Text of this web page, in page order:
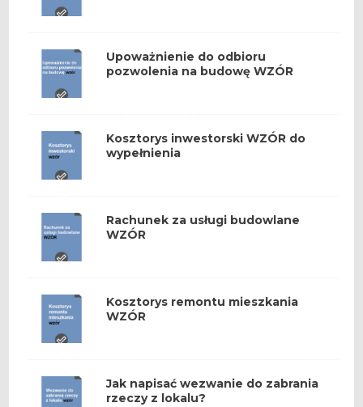
Upoważnienie do odbioru
pozwolenia na budowę WZÓR
Kosztorys inwestorski WZÓR do
wypełnienia
Rachunek za usługi budowlane
WZÓR
Kosztorys remontu mieszkania
WZÓR
Jak napisać wezwanie do zabrania
rzeczy z lokalu?